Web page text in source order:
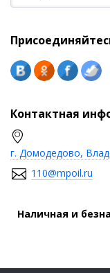
Контактная
г. Домодедово,
110@mpoil.ru
Наличная и